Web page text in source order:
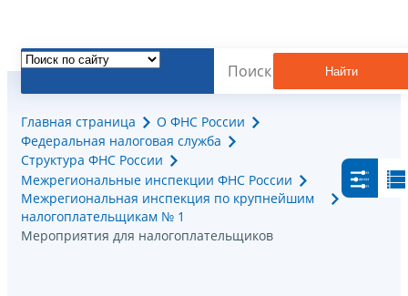
Найти
Главная страница
О ФНС России
Федеральная налоговая служба
Структура ФНС России
Межрегиональные инспекции ФНС России
Межрегиональная инспекция по крупнейшим
налогоплательщикам № 1
Мероприятия для налогоплательщиков